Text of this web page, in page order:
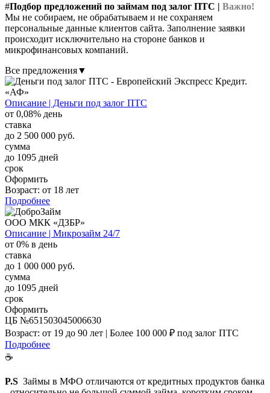
#Подбор предложений по займам под залог ПТС | Важно!
Мы не собираем, не обрабатываем и не сохраняем
персональные данные клиентов сайта. Заполнение заявки
происходит исключительно на стороне банков и
микрофинансовых компаний.
Все предложения▼
«АФ»
Описание | Деньги под залог ПТС
от 0,08% день
ставка
до 2 500 000 руб.
сумма
до 1095 дней
срок
Оформить
Возраст: от 18 лет
Подробнее
ООО МКК «ДЗБР»
Описание | Микрозайм 24/7
от 0% в день
ставка
до 1 000 000 руб.
сумма
до 1095 дней
срок
Оформить
ЦБ №651503045006630
Возраст: от 19 до 90 лет | Более 100 000 ₽ под залог ПТС
Подробнее
☕
P.S Займы в МФО отличаются от кредитных продуктов банка